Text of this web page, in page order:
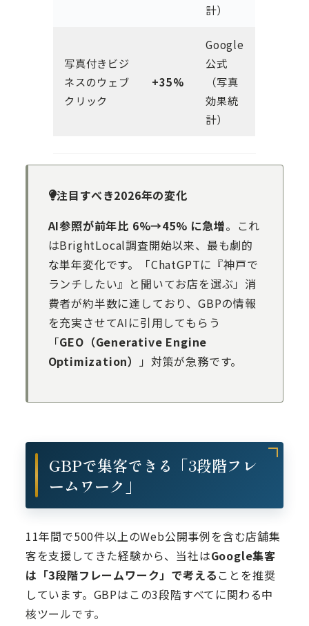
計）
写真付きビジ
ネスのウェブ
クリック
+35%
Google
公式
（写真
効果統
計）
注目すべき2026年の変化
AI参照が前年比 6%→45% に急増。これ
はBrightLocal調査開始以来、最も劇的
な単年変化です。「ChatGPTに『神戸で
ランチしたい』と聞いてお店を選ぶ」消
費者が約半数に達しており、GBPの情報
を充実させてAIに引用してもらう
「GEO（Generative Engine
Optimization）
」対策が急務です。
GBPで集客できる「3段階フレ
ームワーク」
11年間で500件以上のWeb公開事例を含む店舗集
客を支援してきた経験から、当社はGoogle集客
は「3段階フレームワーク」で考える ことを推奨
しています。GBPはこの3段階すべてに関わる中
核ツールです。